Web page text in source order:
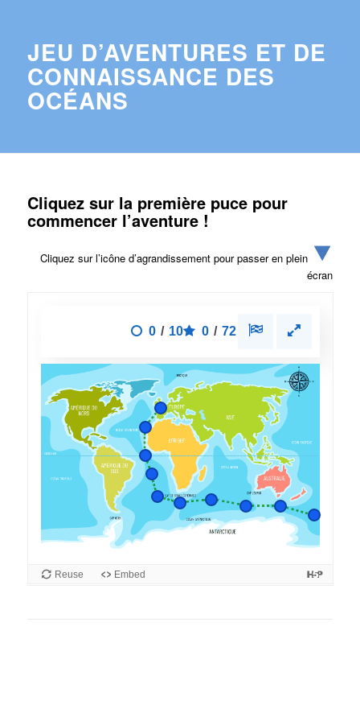
JEU D’AVENTURES ET DE
CONNAISSANCE DES
OCÉANS
Cliquez sur la première puce pour
commencer l’aventure !
Cliquez sur l’icône d’agrandissement pour passer en plein
écran